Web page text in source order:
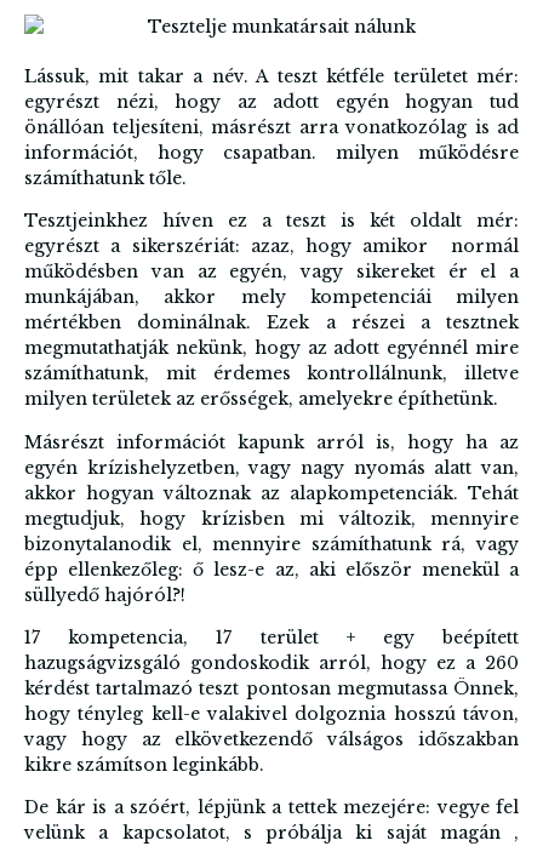
Lássuk, mit takar a név. A teszt kétféle területet mér:
egyrészt nézi, hogy az adott egyén hogyan tud
önállóan teljesíteni, másrészt arra vonatkozólag is ad
információt, hogy csapatban. milyen működésre
számíthatunk tőle.
Tesztjeinkhez híven ez a teszt is két oldalt mér:
egyrészt a sikerszériát: azaz, hogy amikor normál
működésben van az egyén, vagy sikereket ér el a
munkájában, akkor mely kompetenciái milyen
mértékben dominálnak. Ezek a részei a tesztnek
megmutathatják nekünk, hogy az adott egyénnél mire
számíthatunk, mit érdemes kontrollálnunk, illetve
milyen területek az erősségek, amelyekre építhetünk.
Másrészt információt kapunk arról is, hogy ha az
egyén krízishelyzetben, vagy nagy nyomás alatt van,
akkor hogyan változnak az alapkompetenciák. Tehát
megtudjuk, hogy krízisben mi változik, mennyire
bizonytalanodik el, mennyire számíthatunk rá, vagy
épp ellenkezőleg: ő lesz-e az, aki először menekül a
süllyedő hajóról?!
17 kompetencia, 17 terület + egy beépített
hazugságvizsgáló gondoskodik arról, hogy ez a 260
kérdést tartalmazó teszt pontosan megmutassa Önnek,
hogy tényleg kell-e valakivel dolgoznia hosszú távon,
vagy hogy az elkövetkezendő válságos időszakban
kikre számítson leginkább.
De kár is a szóért, lépjünk a tettek mezejére: vegye fel
velünk a kapcsolatot, s próbálja ki saját magán ,